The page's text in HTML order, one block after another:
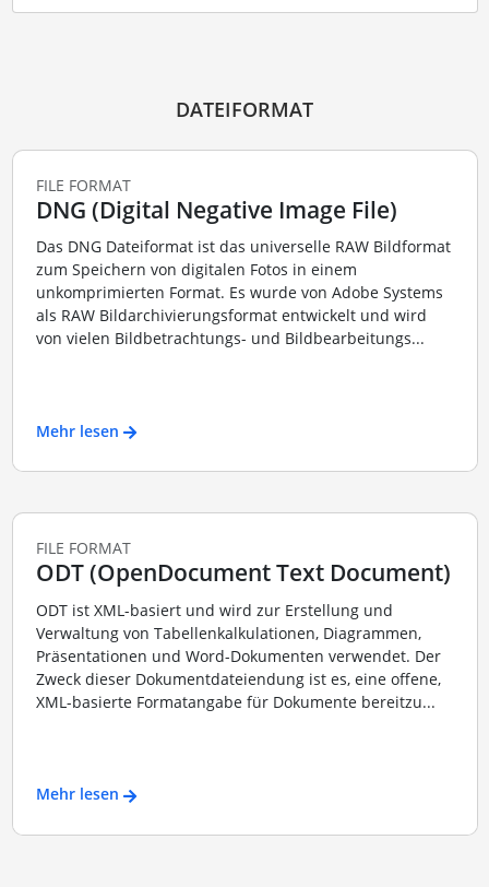
DATEIFORMAT
FILE FORMAT
DNG (Digital Negative Image File)
Das DNG Dateiformat ist das universelle RAW Bildformat
zum Speichern von digitalen Fotos in einem
unkomprimierten Format. Es wurde von Adobe Systems
als RAW Bildarchivierungsformat entwickelt und wird
von vielen Bildbetrachtungs- und Bildbearbeitungs...
Mehr lesen
FILE FORMAT
ODT (OpenDocument Text Document)
ODT ist XML-basiert und wird zur Erstellung und
Verwaltung von Tabellenkalkulationen, Diagrammen,
Präsentationen und Word-Dokumenten verwendet. Der
Zweck dieser Dokumentdateiendung ist es, eine offene,
XML-basierte Formatangabe für Dokumente bereitzu...
Mehr lesen